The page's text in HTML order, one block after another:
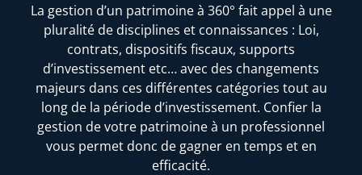
La gestion d’un patrimoine à 360° fait appel à une
pluralité de disciplines et connaissances : Loi,
contrats, dispositifs fiscaux, supports
d’investissement etc… avec des changements
majeurs dans ces différentes catégories tout au
long de la période d’investissement. Confier la
gestion de votre patrimoine à un professionnel
vous permet donc de gagner en temps et en
efficacité.